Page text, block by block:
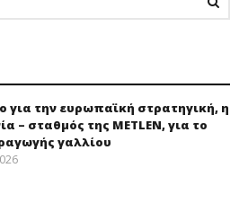
για την ευρωπαϊκή στρατηγική, η
– σταθμός της METLEN, για το
γαλλίου